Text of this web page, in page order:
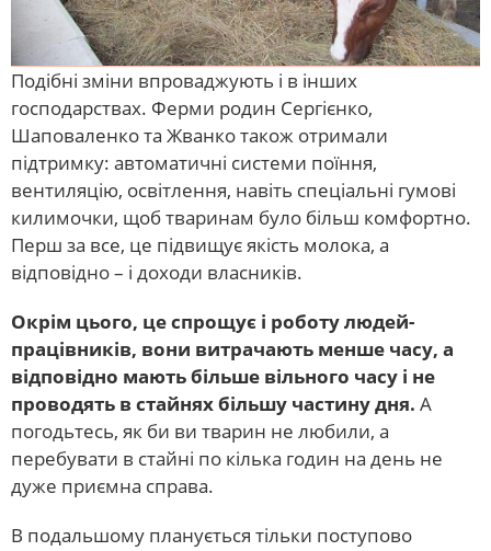
Подібні зміни впроваджують і в інших
господарствах. Ферми родин Сергієнко,
Шаповаленко та Жванко також отримали
підтримку: автоматичні системи поїння,
вентиляцію, освітлення, навіть спеціальні гумові
килимочки, щоб тваринам було більш комфортно.
Перш за все, це підвищує якість молока, а
відповідно – і доходи власників.
Окрім цього, це спрощує і роботу людей-
працівників, вони витрачають менше часу, а
відповідно мають більше вільного часу і не
проводять в стайнях більшу частину дня. А
погодьтесь, як би ви тварин не любили, а
перебувати в стайні по кілька годин на день не
дуже приємна справа.
В подальшому планується тільки поступово